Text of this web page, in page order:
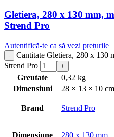
Gletiera, 280 x 130 mm,
Strend Pro
Autentifică-te ca să vezi prețurile
Cantitate Gletiera, 280 x 130
Strend Pro
Greutate
0,32 kg
Dimensiuni
28 × 13 × 10 cm
Brand Strend Pro
Dimensiune 280 x 130 mm